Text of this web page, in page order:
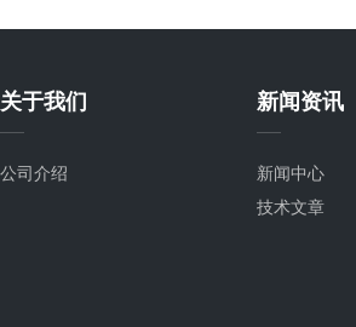
关于我们
公司介绍
新闻资讯
新闻中心
技术文章